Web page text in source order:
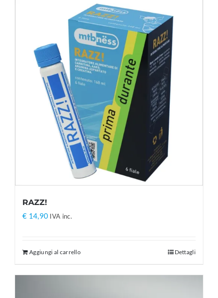
RAZZ!
€ 14,90 IVA inc.
Aggiungi al carrello Dettagli